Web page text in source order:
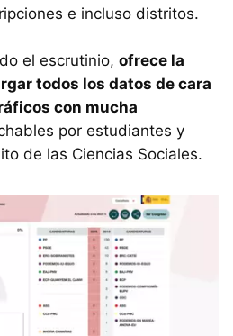
e incluso distritos.
el escrutinio, ofrece la
todos los datos de cara
con mucha
por estudiantes y
de las Ciencias Sociales.